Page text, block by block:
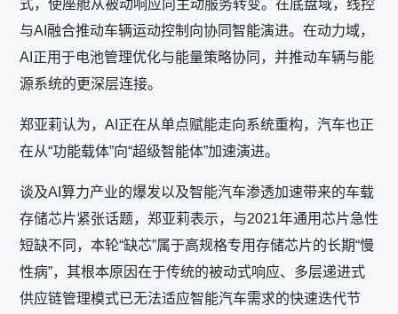
式，使座舱从被动响应向主动服务转变。在底盘域，线控
与AI融合推动车辆运动控制向协同智能演进。在动力域，
AI正用于电池管理优化与能量策略协同，并推动车辆与能
源系统的更深层连接。
郑亚莉认为，AI正在从单点赋能走向系统重构，汽车也正
在从“功能载体”向“超级智能体”加速演进。
谈及AI算力产业的爆发以及智能汽车渗透加速带来的车载
存储芯片紧张话题，郑亚莉表示，与2021年通用芯片急性
短缺不同，本轮“缺芯”属于高规格专用存储芯片的长期“慢
性病”，其根本原因在于传统的被动式响应、多层递进式
供应链管理模式已无法适应智能汽车需求的快速迭代节